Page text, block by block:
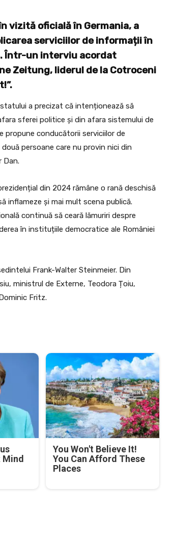
vizită oficială în Germania, a
serviciilor de informații în
Într-un interviu acordat
Zeitung, liderul de la Cotroceni
a precizat că intenționează să
sferei politice și din afara sistemului de
propune conducătorii serviciilor de
persoane care nu provin nici din
Dan.
din 2024 rămâne o rană deschisă
inflameze și mai mult scena publică.
continuă să ceară lămuriri despre
în instituțiile democratice ale României
Frank-Walter Steinmeier. Din
ministrul de Externe, Teodora Țoiu,
Fritz.
Mind
You Won't Believe It!
You Can Afford These
Places